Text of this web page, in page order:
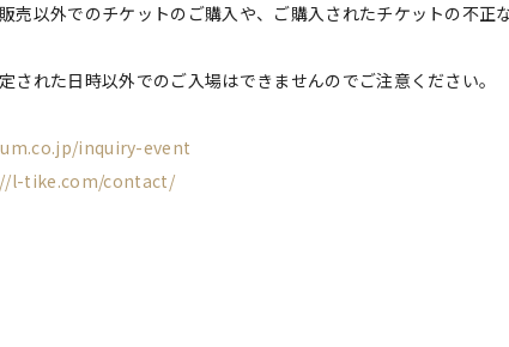
以外でのチケットのご購入や、ご購入されたチケットの不正
れた日時以外でのご入場はできませんのでご注意ください。
inquiry-event
l-tike.com/contact/